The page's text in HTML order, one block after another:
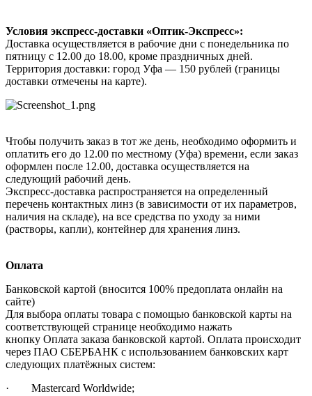
Условия экспресс-доставки «Оптик-Экспресс»:
Доставка осуществляется в рабочие дни с понедельника по
пятницу с 12.00 до 18.00, кроме праздничных дней.
Территория доставки: город Уфа — 150 рублей (границы
доставки отмечены на карте).
Чтобы получить заказ в тот же день, необходимо оформить и
оплатить его до 12.00 по местному (Уфа) времени, если заказ
оформлен после 12.00, доставка осуществляется на
следующий рабочий день.
Экспресс-доставка распространяется на определенный
перечень контактных линз (в зависимости от их параметров,
наличия на складе), на все средства по уходу за ними
(растворы, капли), контейнер для хранения линз.
Оплата
Банковской картой (вносится 100% предоплата онлайн на
сайте)
Для выбора оплаты товара с помощью банковской карты на
соответствующей странице необходимо нажать
кнопку Оплата заказа банковской картой. Оплата происходит
через ПАО СБЕРБАНК с использованием банковских карт
следующих платёжных систем:
· Mastercard Worldwide;